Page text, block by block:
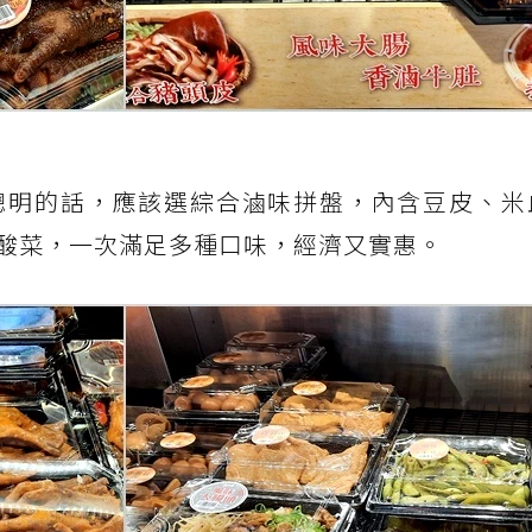
的話，應該選綜合滷味拼盤，內含豆皮、
菜，一次滿足多種口味，經濟又實惠。